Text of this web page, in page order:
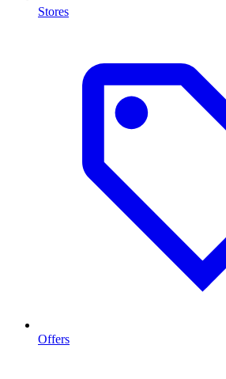
Stores
Offers